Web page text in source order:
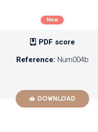
New
PDF score
Reference: Num004b
DOWNLOAD